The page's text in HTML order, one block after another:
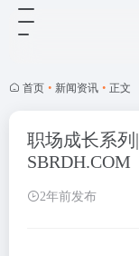
首页 • 新闻资讯 • 正文
职场成长系
SBRDH.COM
2年前发布